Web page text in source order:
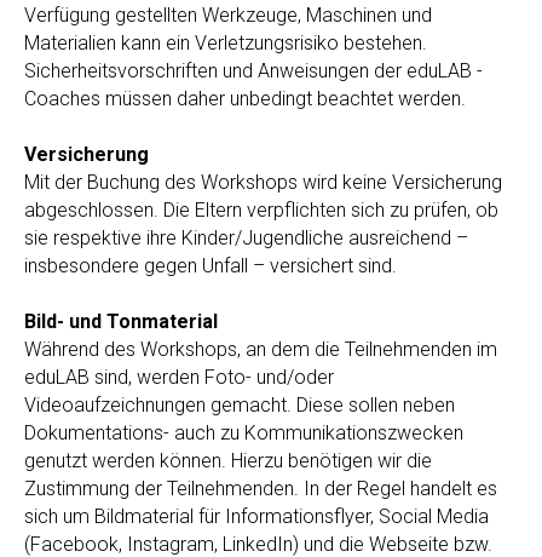
Verfügung gestellten Werkzeuge, Maschinen und
Materialien kann ein Verletzungsrisiko bestehen.
Sicherheitsvorschriften und Anweisungen der eduLAB -
Coaches müssen daher unbedingt beachtet werden.
Versicherung
Mit der Buchung des Workshops wird keine Versicherung
abgeschlossen. Die Eltern verpflichten sich zu prüfen, ob
sie respektive ihre Kinder/Jugendliche ausreichend –
insbesondere gegen Unfall – versichert sind.
Bild- und Tonmaterial
Während des Workshops, an dem die Teilnehmenden im
eduLAB sind, werden Foto- und/oder
Videoaufzeichnungen gemacht. Diese sollen neben
Dokumentations- auch zu Kommunikationszwecken
genutzt werden können. Hierzu benötigen wir die
Zustimmung der Teilnehmenden. In der Regel handelt es
sich um Bildmaterial für Informationsflyer, Social Media
(Facebook, Instagram, LinkedIn) und die Webseite bzw.